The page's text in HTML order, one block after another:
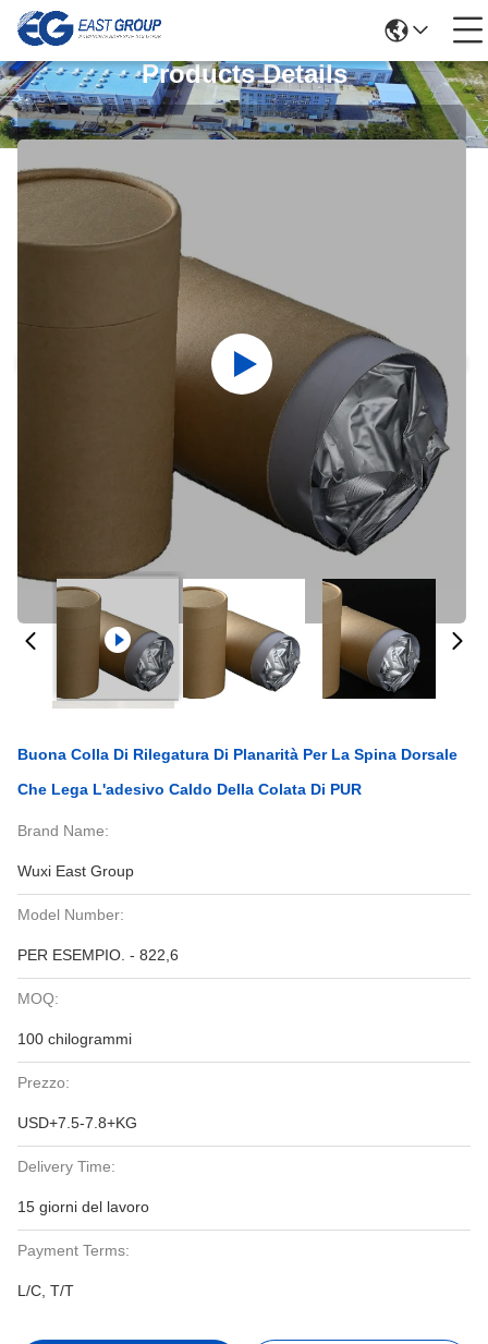
Products Details
Buona Colla Di Rilegatura Di Planarità Per La Spina Dorsale
Che Lega L'adesivo Caldo Della Colata Di PUR
Brand Name:
Wuxi East Group
Model Number:
PER ESEMPIO. - 822,6
MOQ:
100 chilogrammi
Prezzo:
USD+7.5-7.8+KG
Delivery Time:
15 giorni del lavoro
Payment Terms:
L/C, T/T